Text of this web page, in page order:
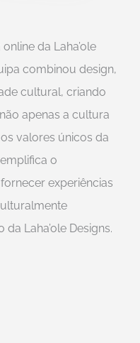
da Laha’ole
combinou design,
cultural, criando
apenas a cultura
valores únicos da
o
experiências
Laha’ole Designs.